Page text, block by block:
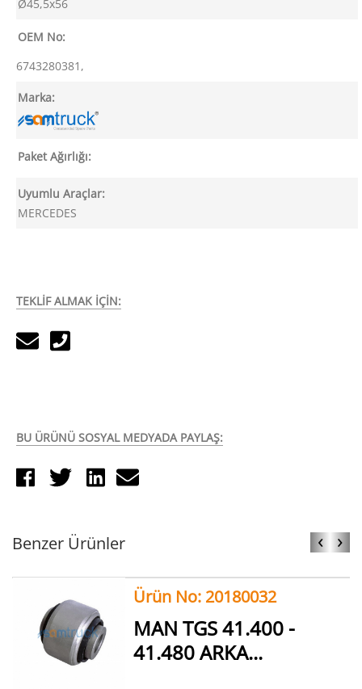
Ø45,5x56
OEM No:
6743280381,
Marka:
Paket Ağırlığı:
Uyumlu Araçlar:
MERCEDES
TEKLİF ALMAK İÇİN:
BU ÜRÜNÜ SOSYAL MEDYADA PAYLAŞ:
Benzer Ürünler ‹ ›
Ürün No: 20180032
MAN TGS 41.400 -
41.480 ARKA...